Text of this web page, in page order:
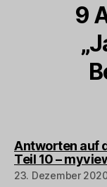
9
Antworten auf
Teil 10 –
23. Dezember